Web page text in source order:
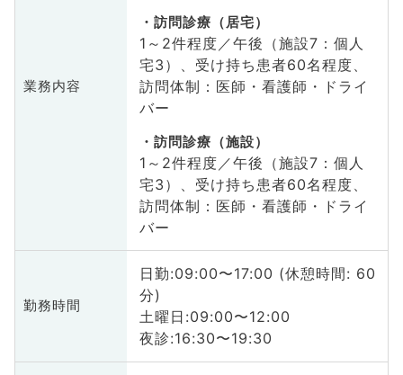
業務内容
訪問診療（居宅）
1～2件程度／午後（施設7：個人
宅3）、受け持ち患者60名程度、
訪問体制：医師・看護師・ドライ
バー
訪問診療（施設）
1～2件程度／午後（施設7：個人
宅3）、受け持ち患者60名程度、
訪問体制：医師・看護師・ドライ
バー
勤務時間
日勤:09:00〜17:00 (休憩時間: 60
分)
土曜日:09:00〜12:00
夜診:16:30〜19:30